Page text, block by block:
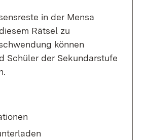
in der Mensa
Rätsel zu
können
Schüler der Sekundarstufe